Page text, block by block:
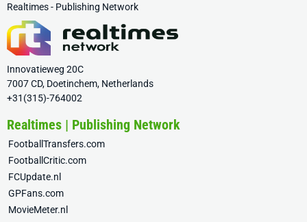
Realtimes - Publishing Network
Innovatieweg 20C
7007 CD, Doetinchem, Netherlands
+31(315)-764002
Realtimes | Publishing Network
FootballTransfers.com
FootballCritic.com
FCUpdate.nl
GPFans.com
MovieMeter.nl